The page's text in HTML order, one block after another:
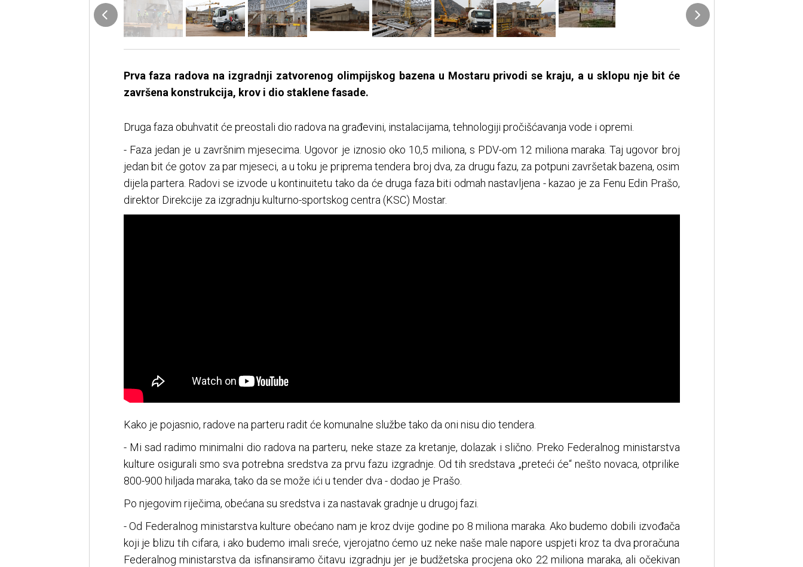
Prva faza radova na izgradnji zatvorenog olimpijskog bazena u Mostaru privodi se kraju, a u sklopu nje bit će
završena konstrukcija, krov i dio staklene fasade.
Druga faza obuhvatit će preostali dio radova na građevini, instalacijama, tehnologiji pročišćavanja vode i opremi.
- Faza jedan je u završnim mjesecima. Ugovor je iznosio oko 10,5 miliona, s PDV-om 12 miliona maraka. Taj ugovor broj
jedan bit će gotov za par mjeseci, a u toku je priprema tendera broj dva, za drugu fazu, za potpuni završetak bazena, osim
dijela partera. Radovi se izvode u kontinuitetu tako da će druga faza biti odmah nastavljena - kazao je za Fenu Edin Prašo,
direktor Direkcije za izgradnju kulturno-sportskog centra (KSC) Mostar.
Kako je pojasnio, radove na parteru radit će komunalne službe tako da oni nisu dio tendera.
- Mi sad radimo minimalni dio radova na parteru, neke staze za kretanje, dolazak i slično. Preko Federalnog ministarstva
kulture osigurali smo sva potrebna sredstva za prvu fazu izgradnje. Od tih sredstava „preteći će“ nešto novaca, otprilike
800-900 hiljada maraka, tako da se može ići u tender dva - dodao je Prašo.
Po njegovim riječima, obećana su sredstva i za nastavak gradnje u drugoj fazi.
- Od Federalnog ministarstva kulture obećano nam je kroz dvije godine po 8 miliona maraka. Ako budemo dobili izvođača
koji je blizu tih cifara, i ako budemo imali sreće, vjerojatno ćemo uz neke naše male napore uspjeti kroz ta dva proračuna
Federalnog ministarstva da isfinansiramo čitavu izgradnju jer je budžetska procjena oko 22 miliona maraka, ali očekivan